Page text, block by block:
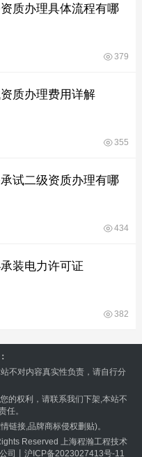
质办理具体流程有哪
379
质办理费用详解
355
试二级资质办理有哪
434
装电力许可证
382
不对内容真实性负责，请自行分
的权利，请联系我们下架,本站不
任。
链接,品牌商标侵权删贴)。
Reserved 上海程瀚工程技术
司丨沪ICP备2023027413号-11